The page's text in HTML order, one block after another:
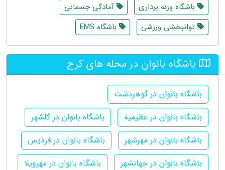
باشگاه وزنه برداری
آمادگی جسمانی
توانبخشی ورزشی
باشگاه EMS
باشگاه بانوان در محله های کرج
باشگاه بانوان در گوهردشت
باشگاه بانوان در عظیمیه
باشگاه بانوان در گلشهر
باشگاه بانوان در مهرشهر
باشگاه بانوان در فردیس
باشگاه بانوان در جهانشهر
باشگاه بانوان در مهرویلا